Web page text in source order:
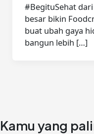
#BegituSehat
besar bikin
buat ubah gaya
bangun lebih […]
Kamu yang